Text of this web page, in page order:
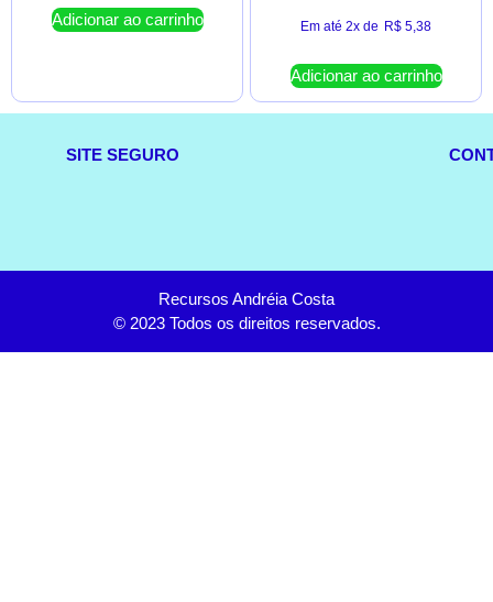
Adicionar ao carrinho Em até 2x de R$ 5,38
Adicionar ao carrinho
SITE SEGURO
Recursos Andréia Costa
© 2023 Todos os direitos reservados.